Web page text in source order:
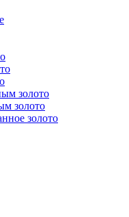
золото
золото
золото